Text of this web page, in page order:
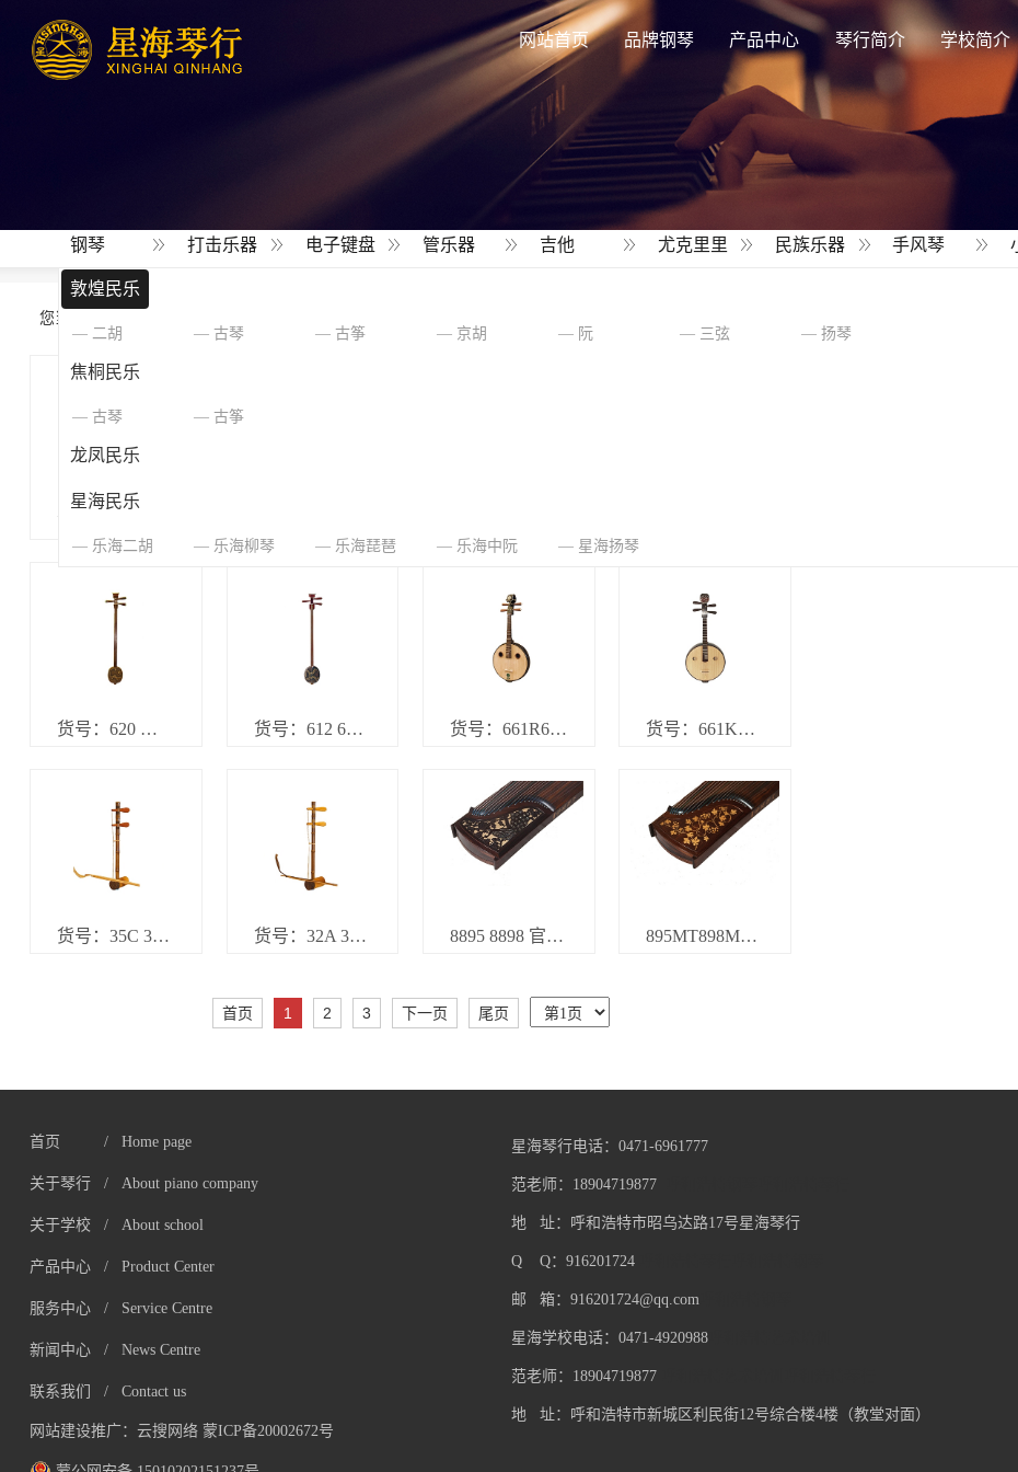
网站首页 品牌钢琴 产品中心 琴行简介 学校简介
钢琴 打击乐器 电子键盘 管乐器 吉他 尤克里里 民族乐器
敦煌民乐
二胡 古琴 古筝 京胡 阮 三弦 扬琴
焦桐民乐
古琴 古筝
龙凤民乐
星海民乐
乐海二胡 乐海柳琴 乐海琵琶 乐海中阮 星海扬琴
手风琴
您当前的位置 ：
货号：620 品名规格：酸枝木大膛小三弦（民乐） 3100元 货号：612 612KK 品名规格：酸枝木中三弦 老红木中三弦 官网标价4450 15590元 货号：661R662R663R664R 品名规格：非洲紫檀木 嵌线品 如意首饰 （大阮 中阮 小阮 高音阮）官网标价2000 1660 1520 1520元 货号：661KKK 662KKK 663KKK品名规格：紫檀木嵌线品螭龙首饰 大阮中阮小阮 官网标价33400 30370 27330元
货号：35C 34C 33C 品名规格：金字级（二簧）京胡 银字级（二簧）京胡 铜字级（二簧）京胡 官网标价2320 1540 1040 货号：32A 32C品名规格：优字级京胡（西皮） 优字级京胡（二簧） 官网标价520元 8895 8898 官网标价48610元 895MT898MT 官网标价21170元
首页 1 2 3 下一页 尾页
首页 / Home page
关于琴行 / About piano company
关于学校 / About school
产品中心 / Product Center
服务中心 / Service Centre
新闻中心 / News Centre
联系我们 / Contact us
网站建设推广： 云搜网络 蒙ICP备20002672号
星海琴行电话：0471-6961777
范老师：18904719877
地 址：呼和浩特市昭乌达路17号星海琴行
Q Q：916201724
邮 箱：916201724@qq.com
星海学校电话：0471-4920988呼和浩特艺术培训
范老师：18904719877
地 址：呼和浩特市新城区利民街12号综合楼4楼（教堂对面）